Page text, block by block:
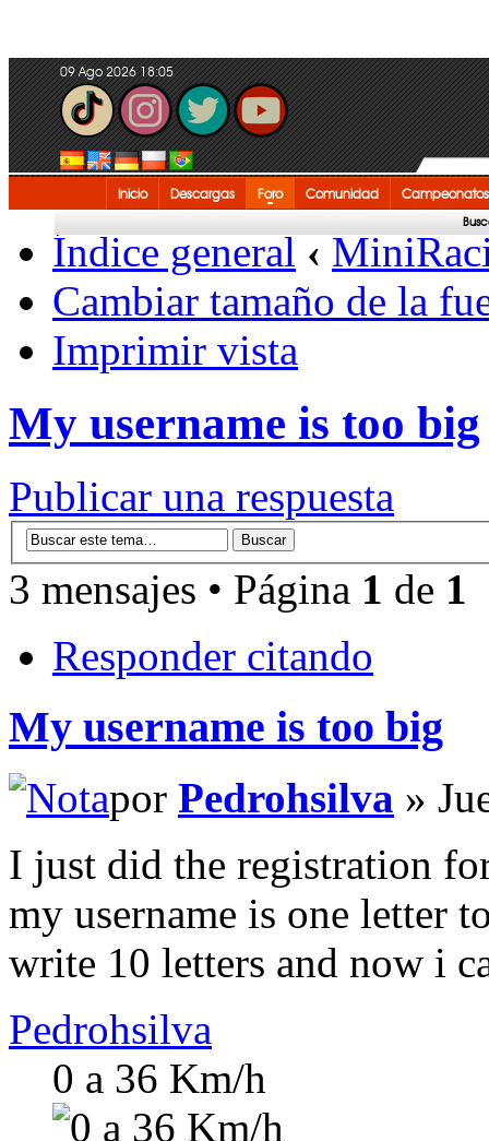
09 Ago 2026 18:05
Inicio Descargas Foro Comunidad Campeonatos
Índice general ‹
Cambiar tamaño de la
Imprimir vista
My username is too big
Publicar una respuesta
3 mensajes • Página 1 de 1
Responder citando
My username is too big
por Pedrohsilva »
I just did the registration
my username is one letter
write 10 letters and now i
Pedrohsilva
0 a 36 Km/h